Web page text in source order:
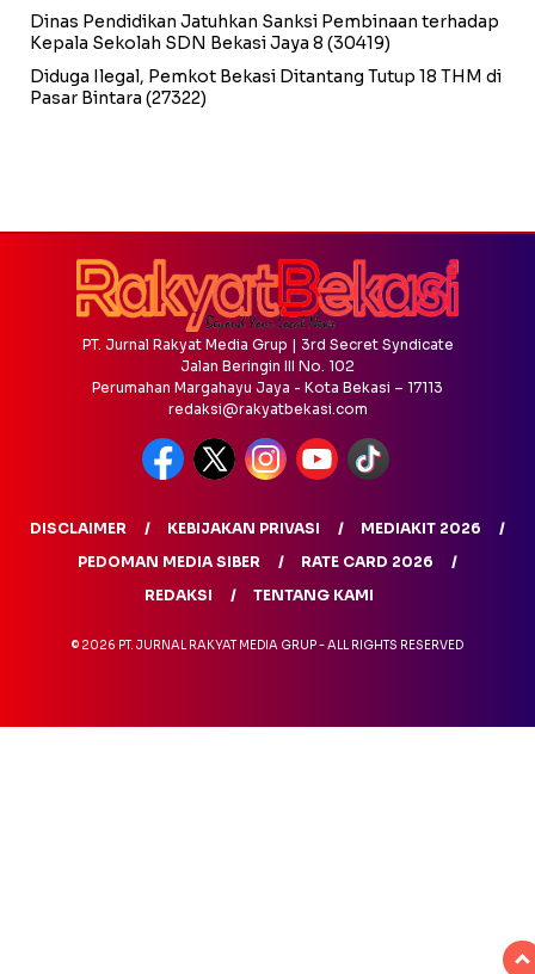
Dinas Pendidikan Jatuhkan Sanksi Pembinaan terhadap
Kepala Sekolah SDN Bekasi Jaya 8 (30419)
Diduga Ilegal, Pemkot Bekasi Ditantang Tutup 18 THM di
Pasar Bintara (27322)
PT. Jurnal Rakyat Media Grup | 3rd Secret Syndicate
Jalan Beringin III No. 102
Perumahan Margahayu Jaya - Kota Bekasi – 17113
redaksi@rakyatbekasi.com
DISCLAIMER KEBIJAKAN PRIVASI
MEDIAKIT 2026
PEDOMAN MEDIA SIBER
RATE CARD 2026
REDAKSI
TENTANG KAMI
© 2026 PT. JURNAL RAKYAT MEDIA GRUP - ALL RIGHTS RESERVED